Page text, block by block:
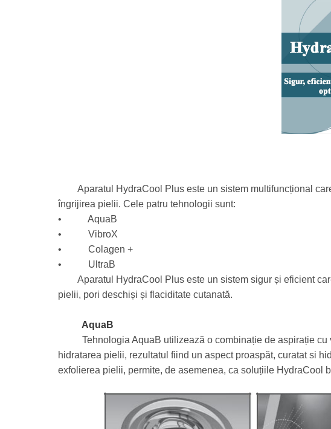
Aparatul HydraCool Plus este un sistem multifuncțional
îngrijirea pielii. Cele patru tehnologii sunt:
• AquaB
• VibroX
• Colagen +
• UltraB
Aparatul HydraCool Plus este un sistem sigur și eficient
pielii, pori deschiși și flaciditate cutanată.
AquaB
Tehnologia AquaB utilizează o combinație de aspirație
hidratarea pielii, rezultatul fiind un aspect proaspăt, curatat si
exfolierea pielii, permite, de asemenea, ca soluțiile HydraCool